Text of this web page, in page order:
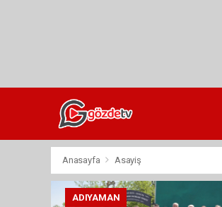
Anasayfa Asayiş
ADIYAMAN